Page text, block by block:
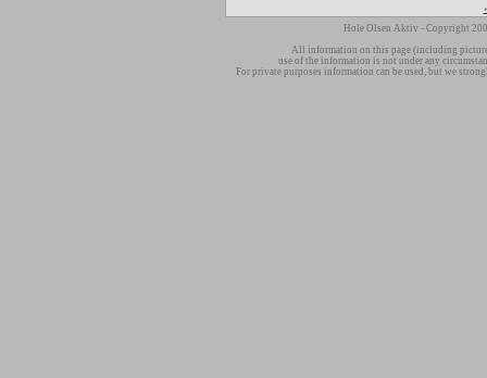
Hole Olsen Aktiv - Copyright
All information on this page (including
use of the information is not under any
For private purposes information can be used, but we